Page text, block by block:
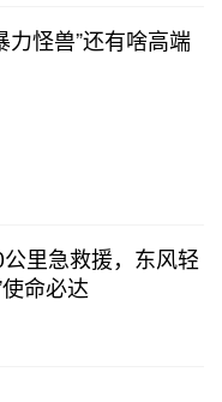
力怪兽”还有啥高端
里急救援，东风轻
命必达